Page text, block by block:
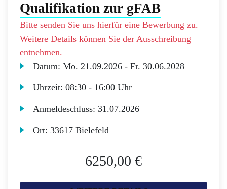
Qualifikation zur gFAB
Bitte senden Sie uns hierfür eine Bewerbung zu.
Weitere Details können Sie der Ausschreibung
entnehmen.
Datum:Mo. 21.09.2026 -Fr. 30.06.2028
Uhrzeit:08:30 - 16:00 Uhr
Anmeldeschluss:31.07.2026
Ort:33617 Bielefeld
6250,00 €